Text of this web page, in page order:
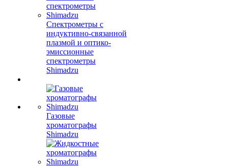
Спектрометры с
индуктивно-связанной
плазмой и оптико-
эмиссионные
спектрометры
Shimadzu
Газовые
хроматографы
Shimadzu